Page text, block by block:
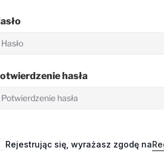
hasła
Rejestrując się, wyrażasz zgodę na